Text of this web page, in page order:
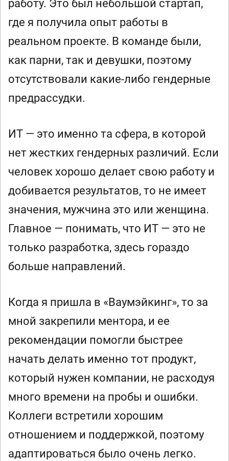
работу. Это был небольшой стартап,
где я получила опыт работы в
реальном проекте. В команде были,
как парни, так и девушки, поэтому
отсутствовали какие-либо гендерные
предрассудки.
ИТ — это именно та сфера, в которой
нет жестких гендерных различий. Если
человек хорошо делает свою работу и
добивается результатов, то не имеет
значения, мужчина это или женщина.
Главное — понимать, что ИТ — это не
только разработка, здесь гораздо
больше направлений.
Когда я пришла в «Ваумэйкинг», то за
мной закрепили ментора, и ее
рекомендации помогли быстрее
начать делать именно тот продукт,
который нужен компании, не расходуя
много времени на пробы и ошибки.
Коллеги встретили хорошим
отношением и поддержкой, поэтому
адаптироваться было очень легко.